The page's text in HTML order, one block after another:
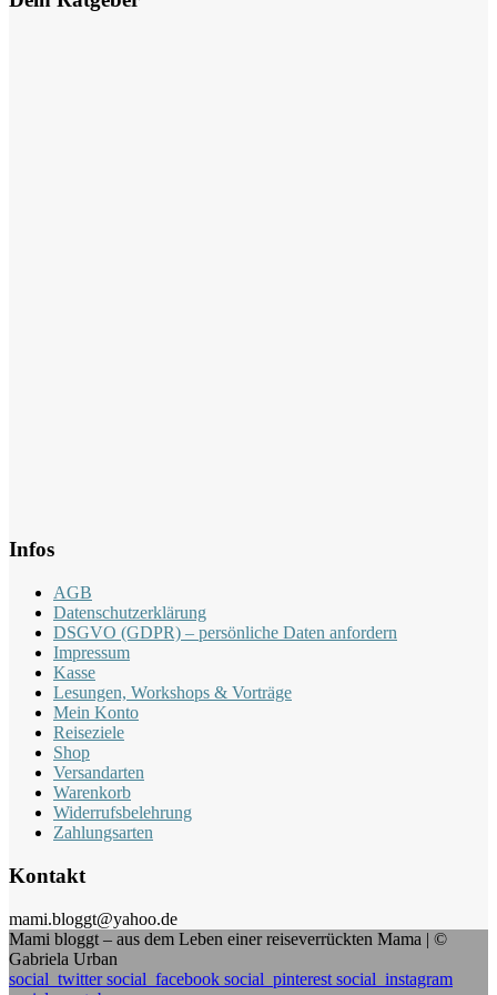
Infos
AGB
Datenschutzerklärung
DSGVO (GDPR) – persönliche Daten anfordern
Impressum
Kasse
Lesungen, Workshops & Vorträge
Mein Konto
Reiseziele
Shop
Versandarten
Warenkorb
Widerrufsbelehrung
Zahlungsarten
Kontakt
mami.bloggt@yahoo.de
Mami bloggt – aus dem Leben einer reiseverrückten Mama | ©
Gabriela Urban
social_twittersocial_facebook social_pinterest social_instagram